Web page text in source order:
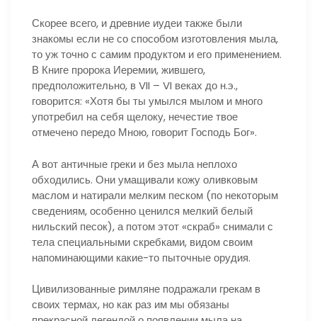
Скорее всего, и древние иудеи также были
знакомы если не со способом изготовления мыла,
то уж точно с самим продуктом и его применением.
В Книге пророка Иеремии, жившего,
предположительно, в VII – VI веках до н.э.,
говорится: «Хотя бы ты умылся мылом и много
употребил на себя щелоку, нечестие твое
отмечено передо Мною, говорит Господь Бог».
А вот античные греки и без мыла неплохо
обходились. Они умащивали кожу оливковым
маслом и натирали мелким песком (по некоторым
сведениям, особенно ценился мелкий белый
нильский песок), а потом этот «скраб» снимали с
тела специальными скребками, видом своим
напоминающими какие-то пыточные орудия.
Цивилизованные римляне подражали грекам в
своих термах, но как раз им мы обязаны